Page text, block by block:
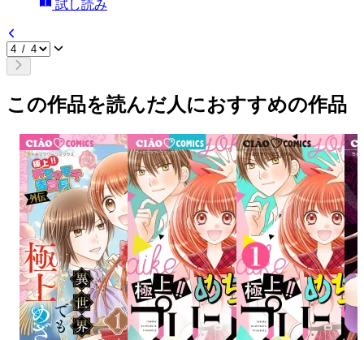
試し読み
この作品を読んだ人におすすめの作品